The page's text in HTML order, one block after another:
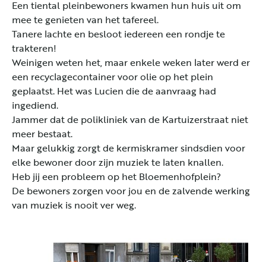
Een tiental pleinbewoners kwamen hun huis uit om
mee te genieten van het tafereel.
Tanere lachte en besloot iedereen een rondje te
trakteren!
Weinigen weten het, maar enkele weken later werd er
een recyclagecontainer voor olie op het plein
geplaatst. Het was Lucien die de aanvraag had
ingediend.
Jammer dat de polikliniek van de Kartuizerstraat niet
meer bestaat.
Maar gelukkig zorgt de kermiskramer sindsdien voor
elke bewoner door zijn muziek te laten knallen.
Heb jij een probleem op het Bloemenhofplein?
De bewoners zorgen voor jou en de zalvende werking
van muziek is nooit ver weg.